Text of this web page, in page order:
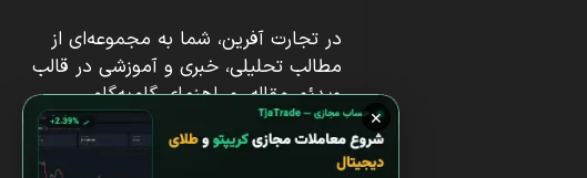
در تجارت آفرین، شما به مجموعه‌ای از
مطالب تحلیلی، خبری و آموزشی در قالب
ویدئو، مقاله، و راهنمای گام‌به‌گام
دسترسی دارید؛ از آموزش ورود به بازار
فارکس گرفته تا تحلیل تکنیکال و
×